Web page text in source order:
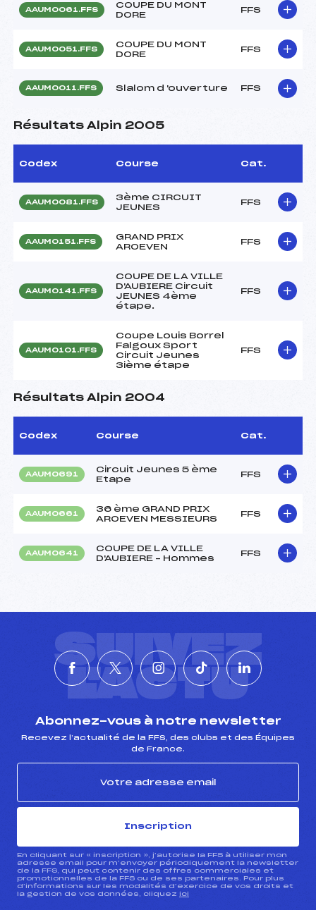
AAUM0061.FFS
COUPE DU MONT
DORE
FFS
AAUM0051.FFS
COUPE DU MONT
DORE
FFS
AAUM0011.FFS Slalom d 'ouverture FFS
Résultats Alpin 2005
Codex Course Cat.
AAUM0081.FFS
3ème CIRCUIT
JEUNES
FFS
AAUM0151.FFS
GRAND PRIX
AROEVEN
FFS
AAUM0141.FFS
COUPE DE LA VILLE
D'AUBIERE Circuit
JEUNES 4ème
étape.
FFS
AAUM0101.FFS
Coupe Louis Borrel
Falgoux Sport
Circuit Jeunes
3ième étape
FFS
Résultats Alpin 2004
Codex Course Cat.
AAUM0691
Circuit Jeunes 5 ème
Etape
FFS
AAUM0661
36 ème GRAND PRIX
AROEVEN MESSIEURS
FFS
AAUM0641
COUPE DE LA VILLE
D'AUBIERE – Hommes
FFS
SUIVEZ
L'ACTU
Abonnez-vous à notre newsletter
Recevez l’actualité de la FFS, des clubs et des Équipes
de France.
Inscription
En cliquant sur « inscription », j’autorise la FFS à utiliser mon
adresse email pour m’envoyer périodiquement la newsletter
de la FFS, qui peut contenir des offres commerciales et
promotionnelles de la FFS ou de ses partenaires. Pour plus
d’informations sur les modalités d’exercice de vos droits et
la gestion de vos données, cliquez ici